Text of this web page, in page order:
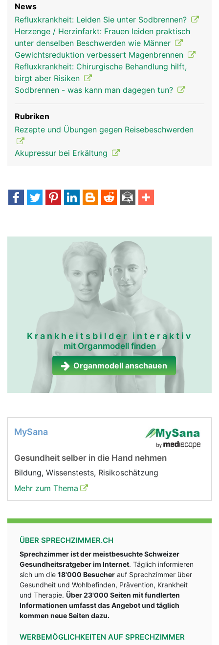
News
Refluxkrankheit: Leiden Sie unter Sodbrennen?
Herzenge / Herzinfarkt: Frauen leiden praktisch
unter denselben Beschwerden wie Männer
Gewichtsreduktion verbessert Magenbrennen
Refluxkrankheit: Chirurgische Behandlung hilft,
birgt aber Risiken
Sodbrennen - was kann man dagegen tun?
Rubriken
Rezepte und Übungen gegen Reisebeschwerden
Akupressur bei Erkältung
Krankheitsbilder interaktiv
mit Organmodell finden
Organmodell anschauen
MySana
Gesundheit selber in die Hand nehmen
Bildung, Wissenstests, Risikoschätzung
Mehr zum Thema
ÜBER SPRECHZIMMER.CH
Sprechzimmer ist der meistbesuchte Schweizer
Gesundheitsratgeber im Internet. Täglich informieren
sich um die 18'000 Besucher auf Sprechzimmer über
Gesundheit und Wohlbefinden, Prävention, Krankheit
und Therapie. Über 23'000 Seiten mit fundlerten
Informationen umfasst das Angebot und täglich
kommen neue Seiten dazu.
WERBEMÖGLICHKEITEN AUF SPRECHZIMMER